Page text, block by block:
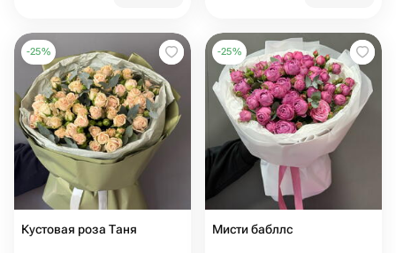
-25%
Кустовая роза Таня
-25%
Мисти бабллс ️